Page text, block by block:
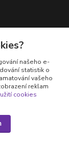
našeho e-
statistik o
vašeho
reklam
cookies